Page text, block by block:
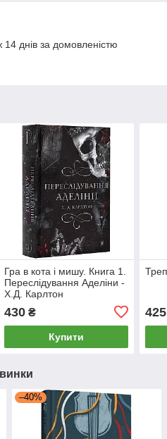
днів за домовленістю
Гра в кота і мишу. Книга 1.
Переслідування Аделіни -
Х.Д. Карлтон
430₴
Купити
425
–40%